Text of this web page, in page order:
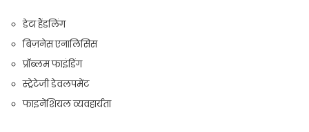
डेटा हैंडलिंग
बिज़नेस एनालिसिस
प्रॉब्लम फाइंडिंग
स्ट्रेटेजी डेवलपमेंट
फाइनेंशियल व्यवहार्यता